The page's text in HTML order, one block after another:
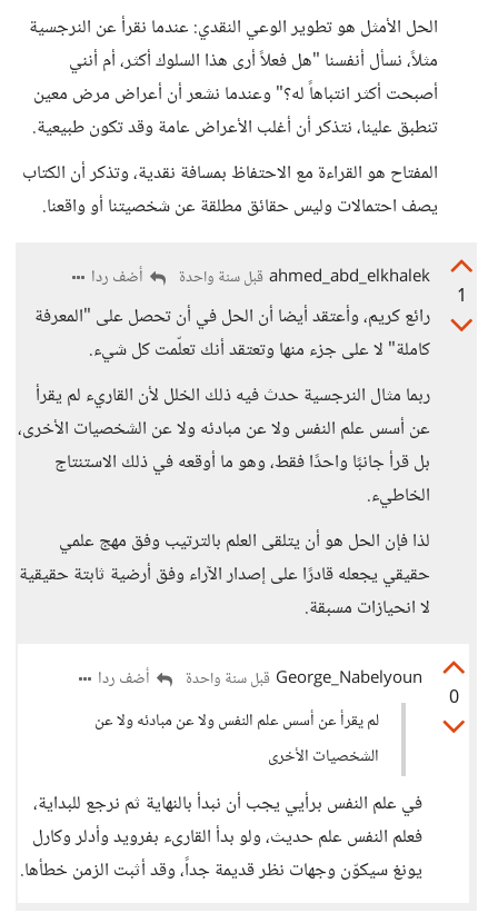
الحل الأمثل هو تطوير الوعي النقدي: عندما نقرأ عن النرجسية
مثلاً، نسأل أنفسنا "هل فعلاً أرى هذا السلوك أكثر، أم أنني
أصبحت أكثر انتباهاً له؟" وعندما نشعر أن أعراض مرض معين
تنطبق علينا، نتذكر أن أغلب الأعراض عامة وقد تكون طبيعية.
المفتاح هو القراءة مع الاحتفاظ بمسافة نقدية، وتذكر أن الكتاب
يصف احتمالات وليس حقائق مطلقة عن شخصيتنا أو واقعنا.
1
ahmed_abd_elkhalek قبل سنة واحدة أضف ردا
رائع كريم، وأعتقد أيضا أن الحل في أن تحصل على "المعرفة
كاملة" لا على جزء منها وتعتقد أنك تعلّمت كل شيء.
ربما مثال النرجسية حدث فيه ذلك الخلل لأن القاريء لم يقرأ
عن أسس علم النفس ولا عن مبادئه ولا عن الشخصيات الأخرى،
بل قرأ جانبًا واحدًا فقط، وهو ما أوقعه في ذلك الاستنتاج
الخاطيء.
لذا فإن الحل هو أن يتلقى العلم بالترتيب وفق مهج علمي
حقيقي يجعله قادرًا على إصدار الآراء وفق أرضية ثابتة حقيقية
لا انحيازات مسبقة.
0
George_Nabelyoun قبل سنة واحدة
أضف ردا
لم يقرأ عن أسس علم النفس ولا عن مبادئه ولا عن
الشخصيات الأخرى
في علم النفس برأيي يجب أن نبدأ بالنهاية ثم نرجع للبداية،
فعلم النفس علم حديث، ولو بدأ القارىء بفرويد وأدلر وكارل
يونغ سيكوّن وجهات نظر قديمة جداً، وقد أثبت الزمن خطأها.